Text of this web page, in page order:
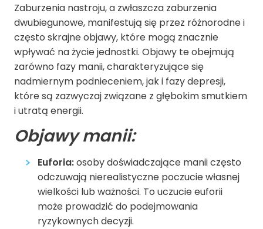
Zaburzenia nastroju, a zwłaszcza zaburzenia
dwubiegunowe, manifestują się przez różnorodne i
często skrajne objawy, które mogą znacznie
wpływać na życie jednostki. Objawy te obejmują
zarówno fazy manii, charakteryzujące się
nadmiernym podnieceniem, jak i fazy depresji,
które są zazwyczaj związane z głębokim smutkiem
i utratą energii.
Objawy manii:
Euforia:osoby doświadczające manii często
odczuwają nierealistyczne poczucie własnej
wielkości lub ważności. To uczucie euforii
może prowadzić do podejmowania
ryzykownych decyzji.